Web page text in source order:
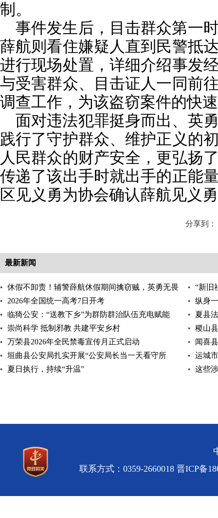
制。
事件发生后，目击群众第一
薛航则看住嫌疑人直到民警抵
进行现场处置，详细介绍事发
与受害群众、目击证人一同前
调查工作，为该盗窃案件的快
面对违法犯罪挺身而出、英
践行了守护群众、维护正义的
人民群众的财产安全，更弘扬
传递了该出手时就出手的正能
区见义勇为协会确认薛航见义
分享到：
最新新闻
休假不卸责！辅警薛航休假期间擒窃贼，英勇无畏
显担当！
“新旧
2026年全国统一高考7日开考
纵身
临猗公安：“送教下乡”为群防群治队伍充电赋能
夏县
行专项
崇尚科学 抵制邪教 共建平安乡村
稷山
宣讲活
万荣县2026年全民禁毒宣传月正式启动
闻喜
大）会
垣曲县公安局扎实开展“公安局长当一天看守所
长”活动
运城
夏日执行，持续“升温”
这些
联系方式：0359-2660018 晋ICP备